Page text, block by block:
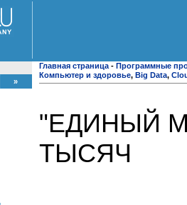
Главная страница - Программные
Компьютер и здоровье, Big Data,
"ЕДИНЫЙ
ТЫСЯЧ